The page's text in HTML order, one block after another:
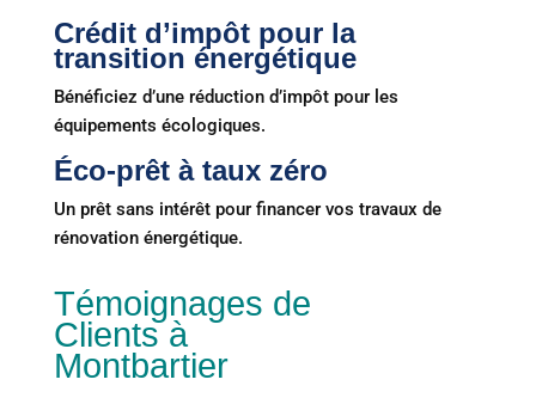
Crédit d’impôt pour la
transition énergétique
Bénéficiez d’une réduction d’impôt pour les
équipements écologiques.
Éco-prêt à taux zéro
Un prêt sans intérêt pour financer vos travaux de
rénovation énergétique.
Témoignages de
Clients à
Montbartier